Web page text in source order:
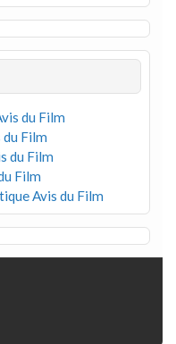
du Film
Film
du Film
Film
Avis du Film